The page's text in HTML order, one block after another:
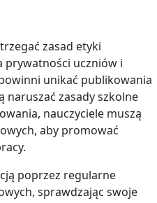
zasad etyki
prywatności uczniów i
unikać publikowania
zasady szkolne
nauczyciele muszą
aby promować
poprzez regularne
sprawdzając swoje